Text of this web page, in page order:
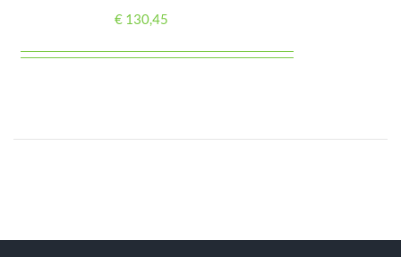
€130,45